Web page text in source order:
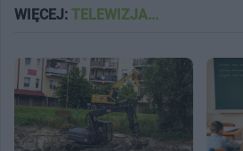
WIĘCEJ: TELEWIZJA...